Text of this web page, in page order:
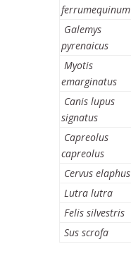
ferrumequinum
Galemys
pyrenaicus
Myotis
emarginatus
Canis lupus
signatus
Capreolus
capreolus
Cervus elaphus
Lutra lutra
Felis silvestris
Sus scrofa